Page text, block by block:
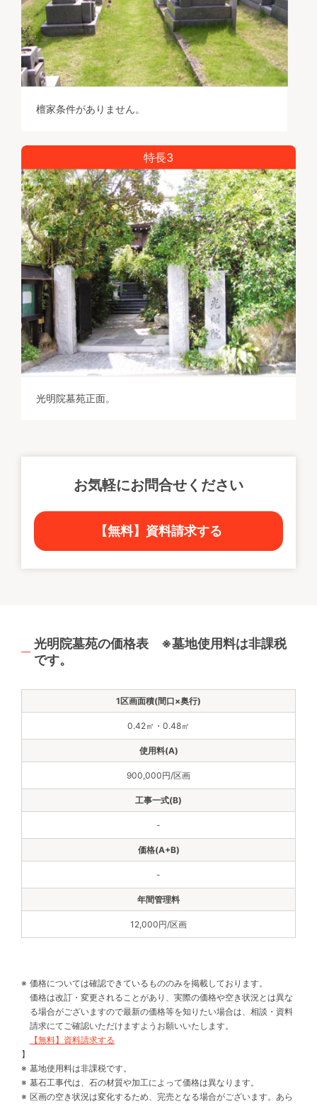
檀家条件がありません。
特長3
光明院墓苑正面。
お気軽にお問合せください
【無料】資料請求する
光明院墓苑の価格表 ※墓地使用料は非課税
です。
0.42㎡・0.48㎡
900,000円/区画
-
-
12,000円/区画
価格については確認できているもののみを掲載しております。
価格は改訂・変更されることがあり、実際の価格や空き状況とは異な
る場合がございますので最新の価格等を知りたい場合は、相談・資料
請求にてご確認いただけますようお願いいたします。
【無料】資料請求する
】
墓地使用料は非課税です。
墓石工事代は、石の材質や加工によって価格は異なります。
区画の空き状況は変化するため、完売となる場合がございます。あら